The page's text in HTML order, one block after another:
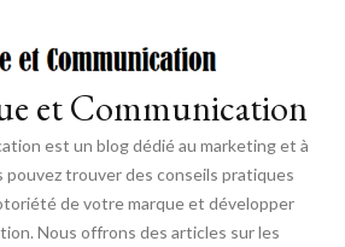
et Communication
est un blog dédié au marketing et à
pouvez trouver des conseils pratiques
de votre marque et développer
Nous offrons des articles sur les